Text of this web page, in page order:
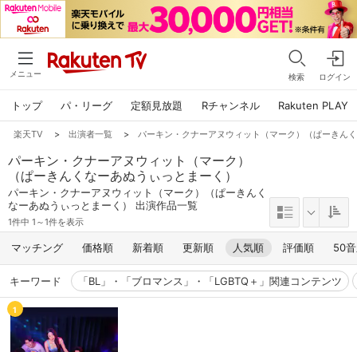
メニュー 検索 ログイン
トップ パ・リーグ 定額見放題 Rチャンネル Rakuten PLAY
楽天TV > 出演者一覧 > パーキン・クナーアヌウィット（マーク）（ぱーきん
パーキン・クナーアヌウィット（マーク）
（ぱーきんくなーあぬうぃっとまーく）
パーキン・クナーアヌウィット（マーク）（ぱーきんく
なーあぬうぃっとまーく） 出演作品一覧
1件中 1～1件を表示
マッチング 価格順 新着順 更新順 人気順 評価順 50
キーワード 「BL」・「ブロマンス」・「LGBTQ＋」関連コンテンツ
1